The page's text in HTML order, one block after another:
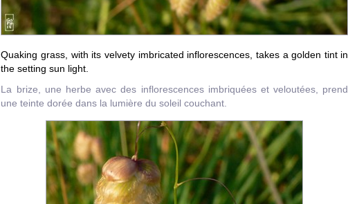
Quaking grass, with its velvety imbricated inflorescences, takes a golden tint in
the setting sun light.
La brize, une herbe avec des inflorescences imbriquées et veloutées, prend
une teinte dorée dans la lumière du soleil couchant.